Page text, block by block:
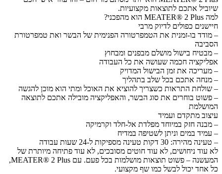
שיוביל אתכם לתוצאות מקצועיות.
למה MEATER® 2 Plus הוא מהפכני?
חיישנים כפולים לדיוק מרבי
– מודד בו-זמנית את הטמפרטורה הפנימית של הבשר ואת טמפרטורת
הסביבה
– מבטיח בישול מושלם מבפנים ומבחוץ
אפליקציה חכמה שעושה את כל העבודה
– מעריכה את זמן הבישול המדויק
– מנחה אתכם בכל שלב בתהליך
– שולחת התראות כשצריך להוציא את האוכל ומתי הוא מוכן להגשה
– פשוט בוחרים את סוג הבשר, והאפליקציה מובילה אתכם לתוצאה
המושלמת
עיצוב מתקדם ועמיד
– מבנה חזק במיוחד מפלדת אל-חלד וקרמיקה
– עמיד במים וניתן לשטיפה במדיח
– טעינה מהירה: 30 דקות טעינה מספיקות ל-24 שעות עבודה
לא עוד ניחושים, לא עוד חוטים מסובכים, לא עוד פתיחה מיותרת של
המעשנה – פשוט תוצאות מושלמות בכל פעם. עם MEATER® 2 Plus,
כל אחד יכול לבשל כמו שף מקצועי.